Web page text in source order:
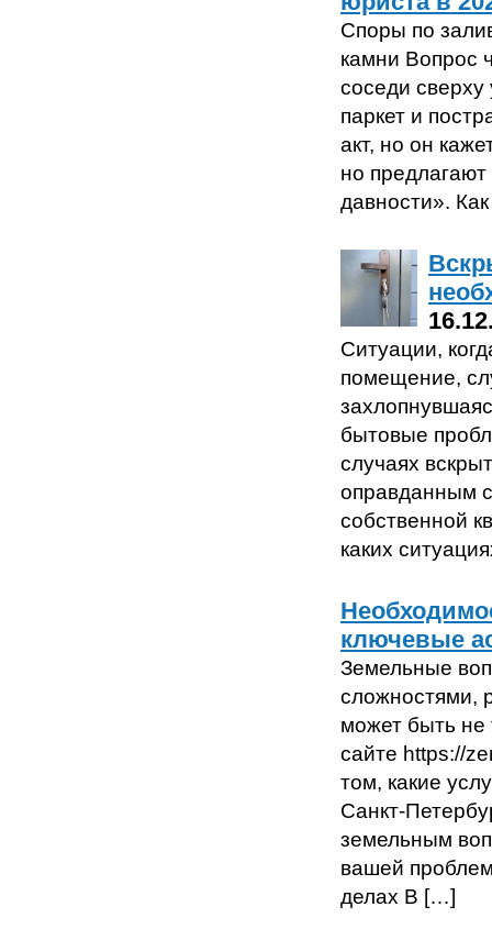
Споры по
камни Вопрос
соседи сверху
паркет и
акт, но он
но
давности».
Ситуации,
помещение,
бытовые
случаях
оправданным
собственной
каких
ключевые
Земельные
сложностями,
может быть не
сайте https://
том, какие
Санкт-
земельным
вашей
делах В […]